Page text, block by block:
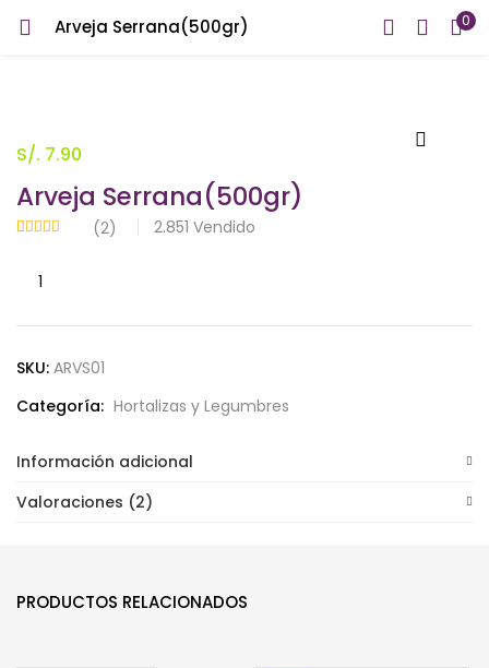
Arveja Serrana(500gr) 0
INICIAR SESIÓN REGISTRARSE
Arveja Serrana(500gr)
base a
(2) 2.851 Vendido
S/. 7.90
Arveja
cantidad
SKU: ARVS01
Categoría: Hortalizas y Legumbres
Información adicional
Valoraciones (2)
PRODUCTOS RELACIONADOS